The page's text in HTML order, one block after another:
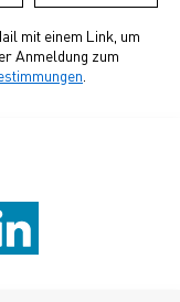
mit einem Link, um
Anmeldung zum